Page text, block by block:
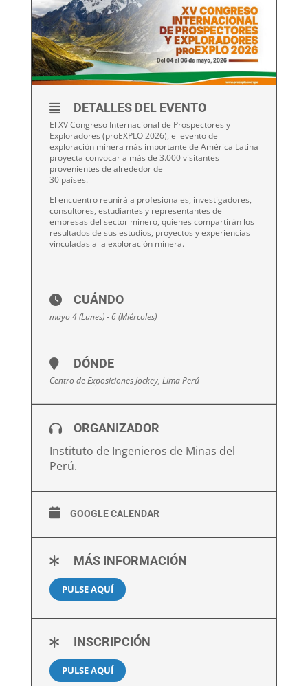
DETALLES DEL EVENTO
El XV Congreso Internacional de Prospectores y
Exploradores (proEXPLO 2026), el evento de
exploración minera más importante de América Latina
proyecta convocar a más de 3.000 visitantes
provenientes de alrededor de
30 países.
El encuentro reunirá a profesionales, investigadores,
consultores, estudiantes y representantes de
empresas del sector minero, quienes compartirán los
resultados de sus estudios, proyectos y experiencias
vinculadas a la exploración minera.
CUÁNDO
mayo 4 (Lunes) - 6 (Miércoles)
DÓNDE
Centro de Exposiciones Jockey, Lima Perú
ORGANIZADOR
Instituto de Ingenieros de Minas del
Perú.
GOOGLE CALENDAR
MÁS INFORMACIÓN
PULSE AQUÍ
INSCRIPCIÓN
PULSE AQUÍ